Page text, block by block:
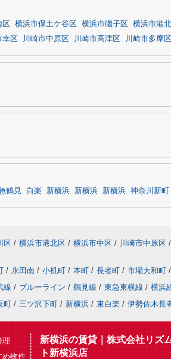
区 横浜市保土ケ谷区 横浜市磯子区 横浜市港
幸区 川崎市中原区 川崎市高津区 川崎市多摩区
鶴見 白楽 新横浜 新横浜 新横浜 神奈川新町
区 / 横浜市港北区 / 横浜市中区 / 川崎市中原区 /
/ 永田南 / 小机町 / 本町 / 長者町 / 市場大和町 /
線 / ブルーライン / 鶴見線 / 東急東横線 / 横浜
町 / 三ツ沢下町 / 新横浜 / 東白楽 / 伊勢佐木長
理
め物件
新横浜の賃貸｜株式会社リ
ト新横浜店